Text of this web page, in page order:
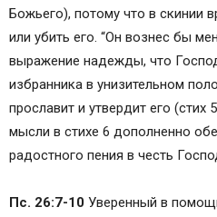
Божьего), потому что в скинии
или убить его. “Он вознес бы
выражение надежды, что
избранника в унизительном
прославит и утвердит его
мысли в стихе 6 дополненно
радостного пения в честь
Пс. 26:7-10 Уверенный в